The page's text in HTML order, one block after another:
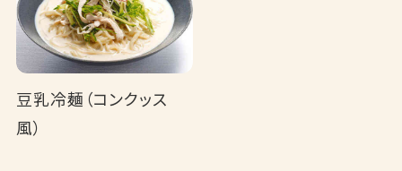
豆乳冷麺（コンクッス
風）